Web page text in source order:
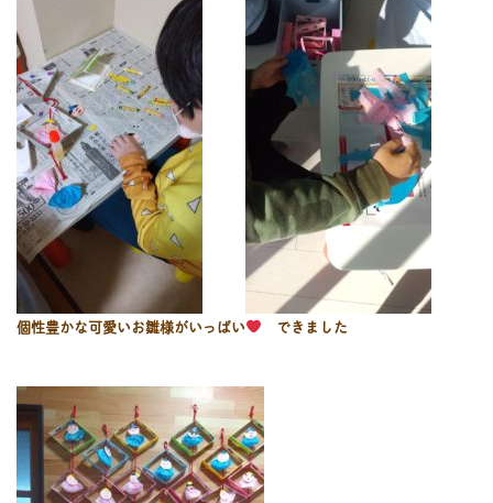
個性豊かな可愛いお雛様がいっぱい できました